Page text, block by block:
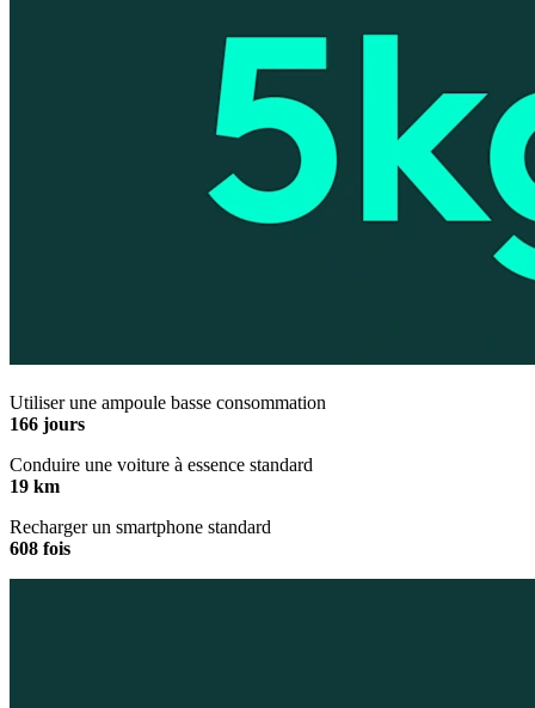
Utiliser une ampoule basse consommation
166 jours
Conduire une voiture à essence standard
19 km
Recharger un smartphone standard
608 fois